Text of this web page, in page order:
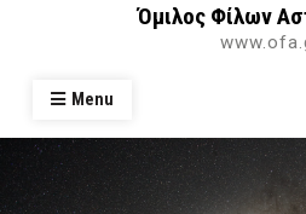
Όμιλος Φίλων
Menu